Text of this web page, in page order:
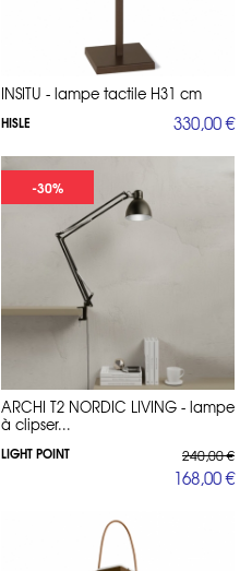
INSITU - lampe tactile H31 cm
HISLE 330,00 €
-30%
ARCHI T2 NORDIC LIVING - lampe
à clipser...
LIGHT POINT 240,00 €
168,00 €